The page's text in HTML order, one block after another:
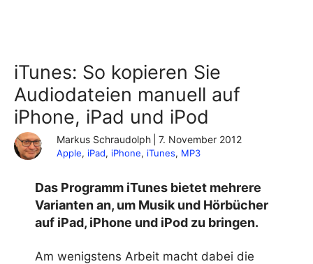
iTunes: So kopieren Sie
Audiodateien manuell auf
iPhone, iPad und iPod
Markus Schraudolph 7. November 2012
Apple, iPad, iPhone, iTunes, MP3
Das Programm iTunes bietet mehrere
Varianten an, um Musik und Hörbücher
auf iPad, iPhone und iPod zu bringen.
Am wenigstens Arbeit macht dabei die